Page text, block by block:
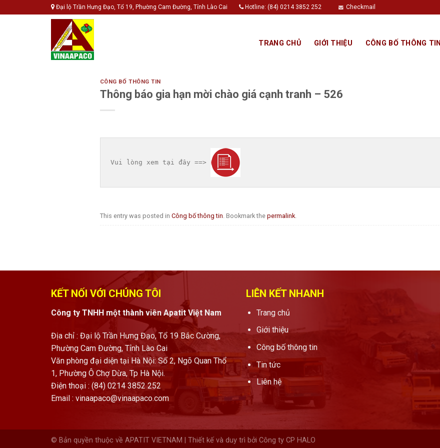
Đại lộ Trần Hưng Đạo, Tổ 19, Phường Cam Đường, Tỉnh Lào Cai Hotline: (84) 0214 3852 252 Checkmail
TRANG CHỦ GIỚI THIỆU CÔNG BỐ THÔNG TIN
CÔNG BỐ THÔNG TIN
Thông báo gia hạn mời chào giá cạnh tranh – 526
Vui lòng xem tại đây ==>
This entry was posted in Công bố thông tin. Bookmark the permalink.
KẾT NỐI VỚI CHÚNG TÔI
Công ty TNHH một thành viên Apatit Việt Nam
Địa chỉ : Đại lộ Trần Hưng Đạo, Tổ 19 Bắc Cường,
Phường Cam Đường, Tỉnh Lào Cai
Văn phòng đại diện tại Hà Nội: Số 2, Ngõ Quan Thổ
1, Phường Ô Chợ Dừa, Tp Hà Nội.
Điện thoại : (84) 0214 3852 252
Email : vinaapaco@vinaapaco.com
LIÊN KẾT NHANH
Trang chủ
Giới thiệu
Công bố thông tin
Tin tức
Liên hệ
© Bản quyền thuộc về APATIT VIETNAM | Thiết kế và duy trì bởi Công ty CP HALO